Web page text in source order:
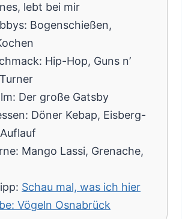
lebt bei mir
Bogenschießen,
Hip-Hop, Guns n’
Der große Gatsby
Döner Kebap, Eisberg-
Mango Lassi, Grenache,
Schau mal, was ich hier
Vögeln Osnabrück